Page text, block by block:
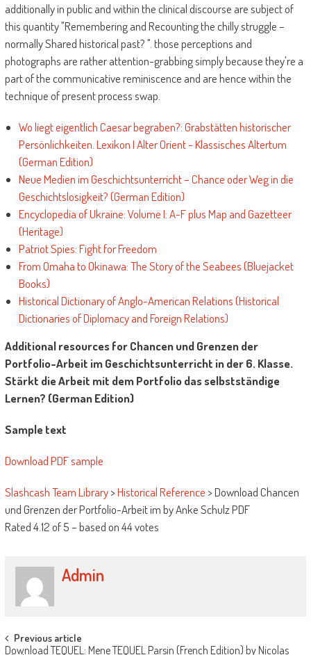
additionally in public and within the clinical discourse are subject of
this quantity "Remembering and Recounting the chilly struggle –
normally Shared historical past? ". those perceptions and
photographs are rather attention-grabbing simply because they're a
part of the communicative reminiscence and are hence within the
technique of present process swap.
Wo liegt eigentlich Caesar begraben?: Grabstätten historischer
Persönlichkeiten. Lexikon I Alter Orient - Klassisches Altertum
(German Edition)
Neue Medien im Geschichtsunterricht – Chance oder Weg in die
Geschichtslosigkeit? (German Edition)
Encyclopedia of Ukraine: Volume I: A-F plus Map and Gazetteer
(Heritage)
Patriot Spies: Fight for Freedom
From Omaha to Okinawa: The Story of the Seabees (Bluejacket
Books)
Historical Dictionary of Anglo-American Relations (Historical
Dictionaries of Diplomacy and Foreign Relations)
Additional resources for Chancen und Grenzen der
Portfolio-Arbeit im Geschichtsunterricht in der 6. Klasse.
Stärkt die Arbeit mit dem Portfolio das selbstständige
Lernen? (German Edition)
Sample text
Download PDF sample
Slashcash Team Library>Historical Reference >Download Chancen
und Grenzen der Portfolio-Arbeit im by Anke Schulz PDF
Rated4.12of5– based on44votes
Admin
Post navigation
Previous article
Download TEQUEL: Mene TEQUEL Parsin (French Edition) by Nicolas